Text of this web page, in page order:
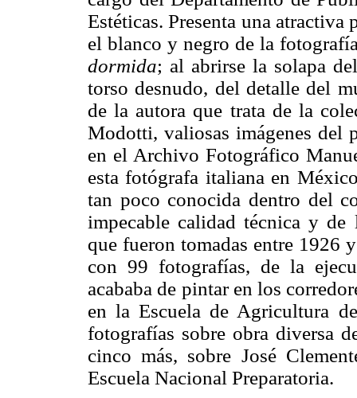
Estéticas. Presenta una
el blanco y negro de la
dormida; al abrirse la solapa
torso desnudo, del detalle del
de la autora que trata de la
Modotti, valiosas imágenes del
en el Archivo Fotográfico
esta fotógrafa italiana en
tan poco conocida dentro del
impecable calidad técnica y
que fueron tomadas entre
con 99 fotografías, de la
acababa de pintar en los
en la Escuela de Agricultura
fotografías sobre obra diversa
cinco más, sobre José
Escuela Nacional Preparatoria.